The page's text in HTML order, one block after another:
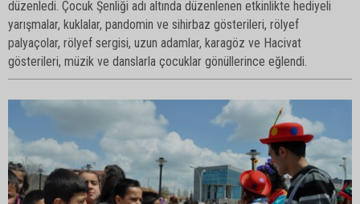
yarışmalar, kuklalar, pandomin ve sihirbaz gösterileri, rölyef
palyaçolar, rölyef sergisi, uzun adamlar, karagöz ve Hacivat
gösterileri, müzik ve danslarla çocuklar gönüllerince eğlendi.